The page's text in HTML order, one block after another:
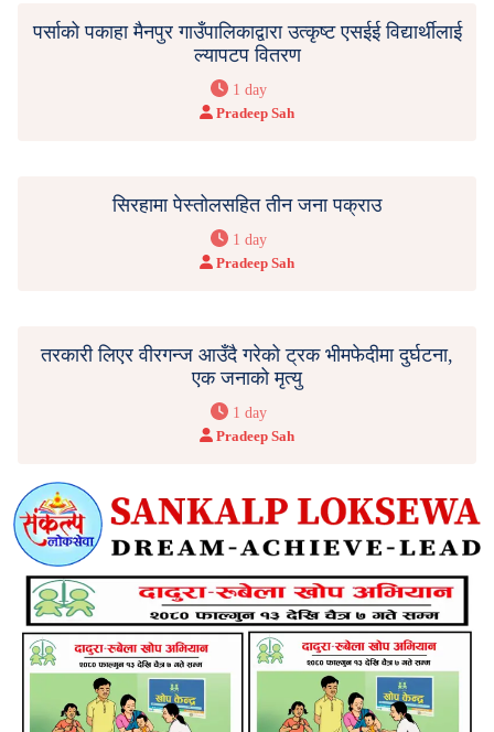
पर्साको पकाहा मैनपुर गाउँपालिकाद्वारा उत्कृष्ट एसईई विद्यार्थीलाई
ल्यापटप वितरण
1 day
Pradeep Sah
सिरहामा पेस्तोलसहित तीन जना पक्राउ
1 day
Pradeep Sah
तरकारी लिएर वीरगन्ज आउँदै गरेको ट्रक भीमफेदीमा दुर्घटना,
एक जनाको मृत्यु
1 day
Pradeep Sah